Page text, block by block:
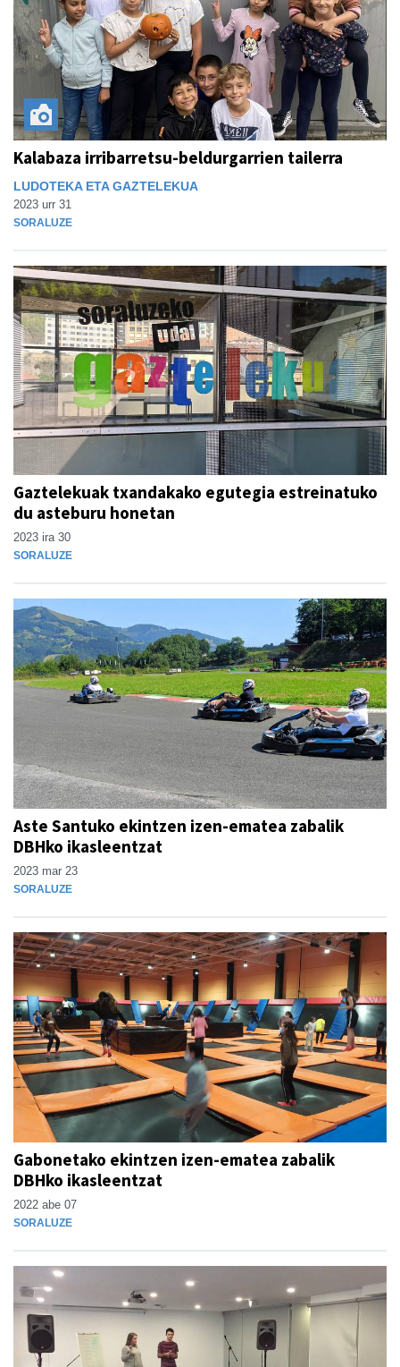
Kalabaza irribarretsu-beldurgarrien tailerra
LUDOTEKA ETA GAZTELEKUA
2023 urr 31
SORALUZE
Gaztelekuak txandakako egutegia estreinatuko
du asteburu honetan
2023 ira 30
SORALUZE
Aste Santuko ekintzen izen-ematea zabalik
DBHko ikasleentzat
2023 mar 23
SORALUZE
Gabonetako ekintzen izen-ematea zabalik
DBHko ikasleentzat
2022 abe 07
SORALUZE